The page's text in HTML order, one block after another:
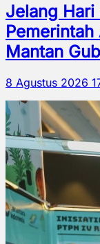
Jelang
Pemerintah
Mantan
8 Agustus 2026